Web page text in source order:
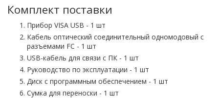
Комплект поставки
Прибор VISA USB - 1 шт
Кабель оптический соединительный одномодовый с
разъемами FC - 1 шт
USB-кабель для связи с ПК - 1 шт
Руководство по эксплуатации - 1 шт
Диск с программным обеспечением - 1 шт
Сумка для переноски - 1 шт